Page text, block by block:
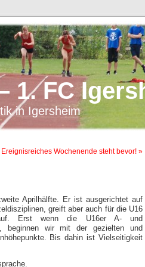
1. FC
in Igersheim
Ereignisreiches Wochenende steht bevor! »
Aprilhälfte. Er ist ausgerichtet auf
greift aber auch für die U16
Erst wenn die U16er A- und
beginnen wir mit der gezielten und
Bis dahin ist Vielseitigkeit